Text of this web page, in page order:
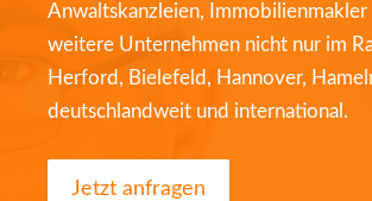
Anwaltskanzleien, Immobilienmakler
weitere Unternehmen nicht nur im
Herford, Bielefeld, Hannover,
deutschlandweit und international.
Jetzt anfragen